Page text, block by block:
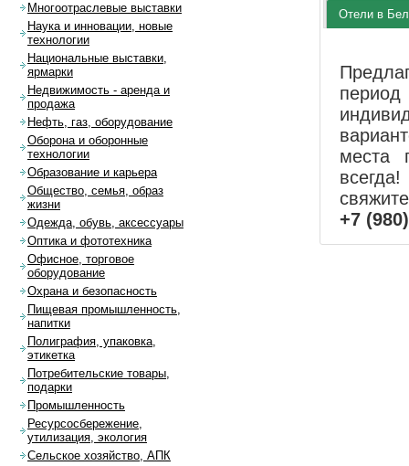
Отели в
места
+7
Многоотраслевые выставки
Наука и инновации, новые
технологии
Национальные выставки,
ярмарки
Недвижимость - аренда и
продажа
Нефть, газ, оборудование
Оборона и оборонные
технологии
Образование и карьера
Общество, семья, образ
жизни
Одежда, обувь, аксессуары
Оптика и фототехника
Офисное, торговое
оборудование
Охрана и безопасность
Пищевая промышленность,
напитки
Полиграфия, упаковка,
этикетка
Потребительские товары,
подарки
Промышленность
Ресурсосбережение,
утилизация, экология
Сельское хозяйство, АПК